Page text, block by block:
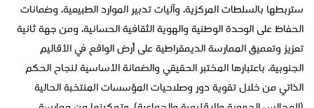
ستربطها بالسلطات المركزية، وآليات تدبير الموارد الطبيعية، وضمانات
الحفاظ على الوحدة الوطنية والهوية الثقافية الحسانية، ومن جهة ثانية
تعزيز وتعميق الممارسة الديمقراطية على أرض الواقع في الأقاليم
الجنوبية، باعتبارها المختبر الحقيقي والضمانة الأساسية لنجاح الحكم
الذاتي من خلال تقوية دور وصلاحيات المؤسسات المنتخبة الحالية